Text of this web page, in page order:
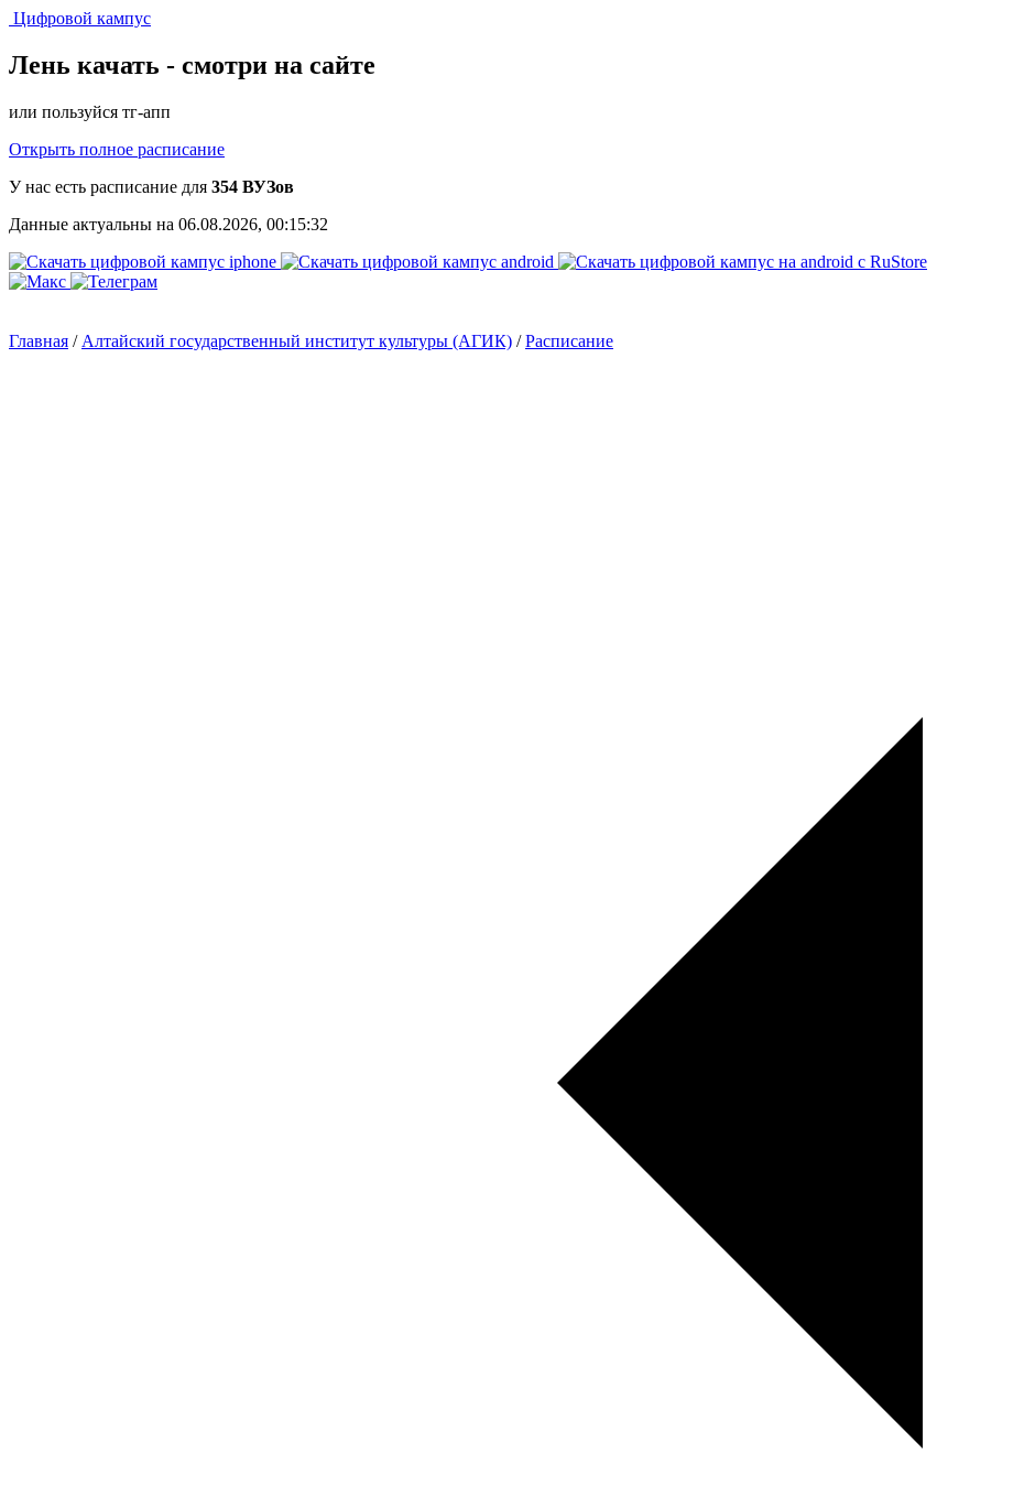
Цифровой кампус
Лень качать - смотри на сайте
или пользуйся тг-апп
Открыть полное расписание
У нас есть расписание для 354 ВУЗов
Данные актуальны на 06.08.2026, 00:15:32
Главная / Алтайский государственный институт культуры (АГИК) /Расписание